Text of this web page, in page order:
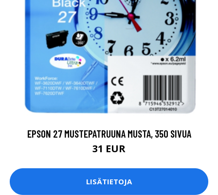
EPSON 27 MUSTEPATRUUNA MUSTA, 350 SIVUA
31 EUR
LISÄTIETOJA